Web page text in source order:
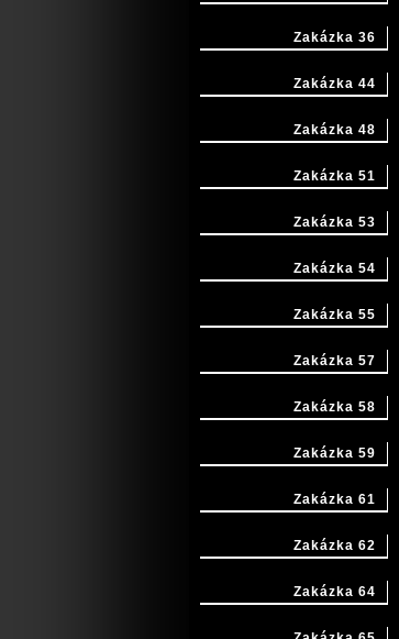
Zakázka 36
Zakázka 44
Zakázka 48
Zakázka 51
Zakázka 53
Zakázka 54
Zakázka 55
Zakázka 57
Zakázka 58
Zakázka 59
Zakázka 61
Zakázka 62
Zakázka 64